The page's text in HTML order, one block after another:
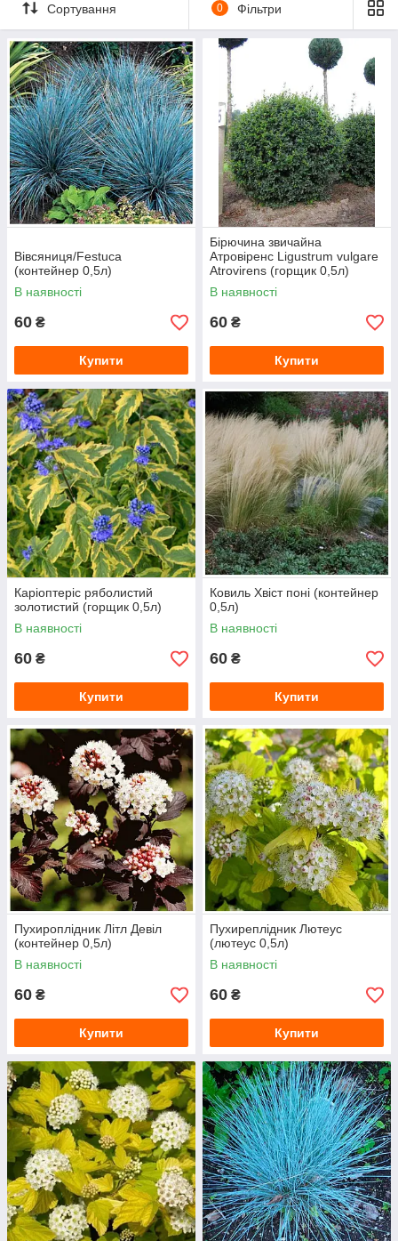
Сортування 0 Фільтри
Вівсяниця/Festuca
(контейнер 0,5л)
В наявності
60 ₴
Купити
Бірючина звичайна
Атровіренс Ligustrum vulgare
Atrovirens (горщик 0,5л)
В наявності
60 ₴
Купити
Каріоптеріс ряболистий
золотистий (горщик 0,5л)
В наявності
60 ₴
Купити
Ковиль Хвіст поні (контейнер
0,5л)
В наявності
60 ₴
Купити
Пухироплідник Літл Девіл
(контейнер 0,5л)
В наявності
60 ₴
Купити
Пухиреплідник Лютеус
(лютеус 0,5л)
В наявності
60 ₴
Купити